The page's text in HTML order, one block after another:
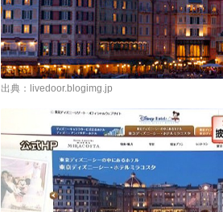
出典：livedoor.blogimg.jp